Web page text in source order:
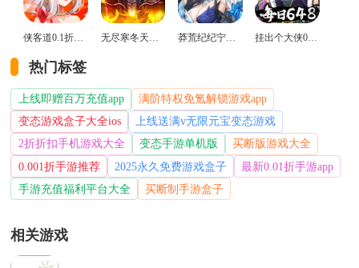
侠客道0.1折变态版 无尽寒冬天蛇新春送礼版 莽荒纪纪宁传奇0.1折送无限连抽版 挂出个大侠0.05折免单福利版
热门标签
上线即赠百万充值app
满阶特权免氪解锁游戏app
变态游戏盒子大全ios
上线送满v无限元宝变态游戏
2折折扣手机游戏大全
变态手游单机版
买断版游戏大全
0.001折手游推荐
2025永久免费游戏盒子
最新0.01折手游app
手游充值福利平台大全
买断制手游盒子
相关游戏